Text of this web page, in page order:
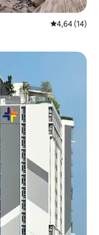
4,64 (14)